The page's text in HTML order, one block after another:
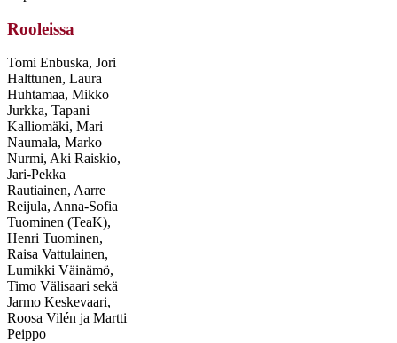
Rooleissa
Tomi Enbuska, Jori
Halttunen, Laura
Huhtamaa, Mikko
Jurkka, Tapani
Kalliomäki, Mari
Naumala, Marko
Nurmi, Aki Raiskio,
Jari-Pekka
Rautiainen, Aarre
Reijula, Anna-Sofia
Tuominen (TeaK),
Henri Tuominen,
Raisa Vattulainen,
Lumikki Väinämö,
Timo Välisaari sekä
Jarmo Keskevaari,
Roosa Vilén ja Martti
Peippo